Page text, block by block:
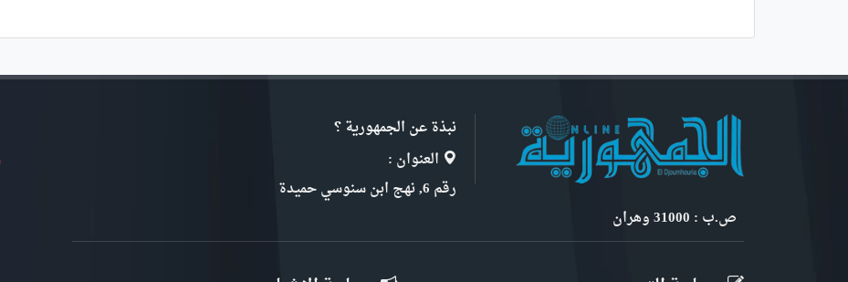
نبذة عن الجمهورية ؟
العنوان :
رقم 6, نهج ابن سنوسي حميدة
ص.ب : 31000 وهران